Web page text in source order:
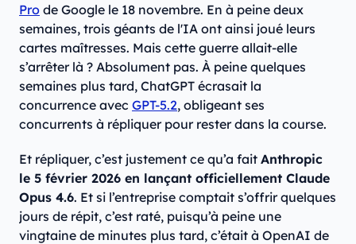
Pro de Google le 18 novembre. En à peine deux
semaines, trois géants de l'IA ont ainsi joué leurs
cartes maîtresses. Mais cette guerre allait-elle
s’arrêter là ? Absolument pas. À peine quelques
semaines plus tard, ChatGPT écrasait la
concurrence avec GPT-5.2, obligeant ses
concurrents à répliquer pour rester dans la course.
Et répliquer, c’est justement ce qu’a fait Anthropic
le 5 février 2026 en lançant officiellement Claude
Opus 4.6. Et si l’entreprise comptait s’offrir quelques
jours de répit, c’est raté, puisqu’à peine une
vingtaine de minutes plus tard, c’était à OpenAI de